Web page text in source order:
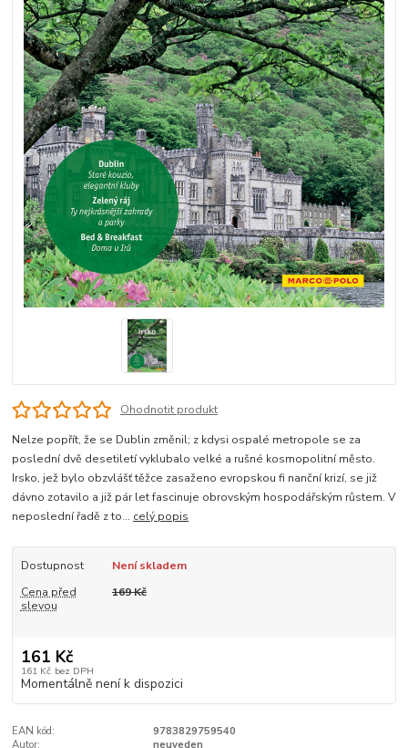
Ohodnotit produkt
Nelze popřít, že se Dublin změnil; z kdysi ospalé metropole se za
poslední dvě desetiletí vyklubalo velké a rušné kosmopolitní město.
Irsko, jež bylo obzvlášť těžce zasaženo evropskou fi nanční krizí, se již
dávno zotavilo a již pár let fascinuje obrovským hospodářským růstem. V
neposlední řadě z to... celý popis
Dostupnost
Není skladem
Cena před
slevou
169 Kč
161 Kč
161 Kč bez DPH
Momentálně není k dispozici
EAN kód:
9783829759540
Autor:
neuveden